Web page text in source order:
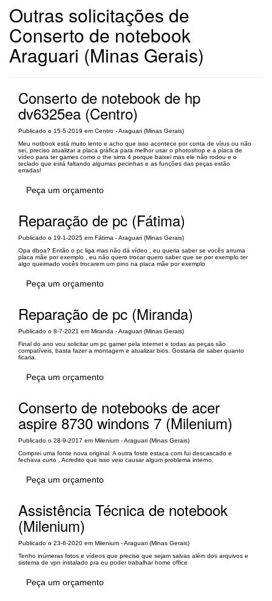
Outras solicitações de
Conserto de notebook
Araguari (Minas Gerais)
Conserto de notebook de hp
dv6325ea (Centro)
Publicado o 15-5-2019 em Centro - Araguari (Minas Gerais)
Meu notbook está muito lento e acho que isso acontece por conta de vírus ou não
sei, preciso atualizar a placa gráfica para melhor usar o photoshop e a placa de
vídeo para ter games como o the sims 4 porque baixei mas ele não rodou e o
teclado que está faltando algumas pecinhas e as funções das peças estão
erradas!
Peça um orçamento
Reparação de pc (Fátima)
Publicado o 19-1-2025 em Fátima - Araguari (Minas Gerais)
Opa dboa? Então o pc liga mas não dá vídeo , eu queria saber se vocês arruma
placa mãe por exemplo , eu não quero trocar quero saber que se por exemplo ter
algo queimado vocês trocarem um pino na placa mãe por exemplo
Peça um orçamento
Reparação de pc (Miranda)
Publicado o 8-7-2021 em Miranda - Araguari (Minas Gerais)
Final do ano vou solicitar um pc gamer pela internet e todas as peças são
compatíveis, basta fazer a montagem e atualizar bios. Gostaria de saber quanto
ficaria.
Peça um orçamento
Conserto de notebooks de acer
aspire 8730 windons 7 (Milenium)
Publicado o 28-9-2017 em Milenium - Araguari (Minas Gerais)
Comprei uma fonte nova original. A outra foste estaca com fui descascado e
fechava curto . Acredito que isso veio causar algum problema interno.
Peça um orçamento
Assistência Técnica de notebook
(Milenium)
Publicado o 23-6-2020 em Milenium - Araguari (Minas Gerais)
Tenho inúmeras fotos e vídeos que preciso que sejam salvas além dos arquivos e
sistema de vpn instalado pra eu poder trabalhar home office
Peça um orçamento